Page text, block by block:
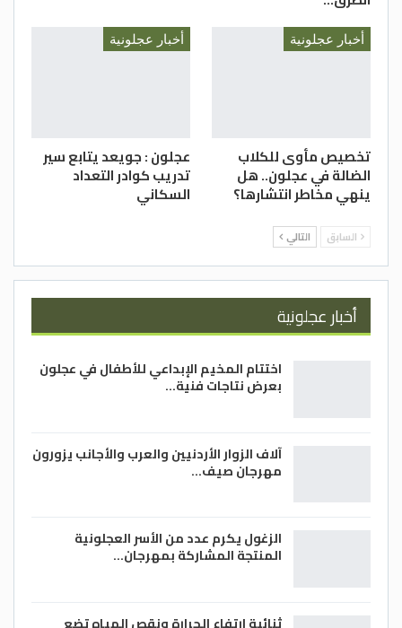
أخبار عجلونية
تخصيص مأوى للكلاب
الضالة في عجلون.. هل
ينهي مخاطر انتشارها؟
أخبار عجلونية
عجلون : جويعد يتابع سير
تدريب كوادر التعداد
السكاني
السابق التالي
أخبار عجلونية
اختتام المخيم الإبداعي للأطفال في عجلون
بعرض نتاجات فنية…
آلاف الزوار الأردنيين والعرب والأجانب يزورون
مهرجان صيف…
الزغول يكرم عدد من الأسر العجلونية
المنتجة المشاركة بمهرجان…